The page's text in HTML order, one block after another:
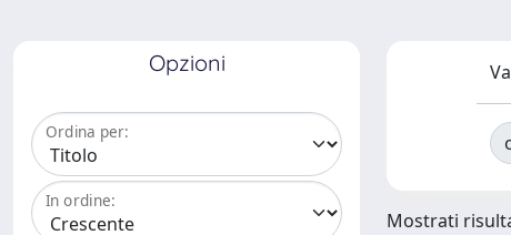
Opzioni
Ordina per:
In ordine:
Mostrati